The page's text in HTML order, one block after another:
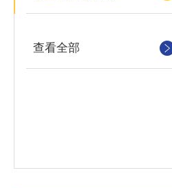
查看全部